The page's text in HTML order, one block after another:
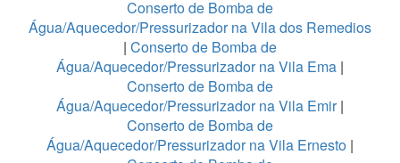
Conserto de Bomba de
Água/Aquecedor/Pressurizador na Vila dos Remedios
| Conserto de Bomba de
Água/Aquecedor/Pressurizador na Vila Ema |
Conserto de Bomba de
Água/Aquecedor/Pressurizador na Vila Emir|
Conserto de Bomba de
Água/Aquecedor/Pressurizador na Vila Ernesto |